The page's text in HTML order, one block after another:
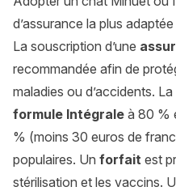
d’assurance la plus adaptée
La souscription d’une
recommandée afin de
maladies ou d’accidents. La
formule Intégrale à 80 %
% (moins 30 euros de
populaires. Un forfait est
stérilisation et les vaccins.